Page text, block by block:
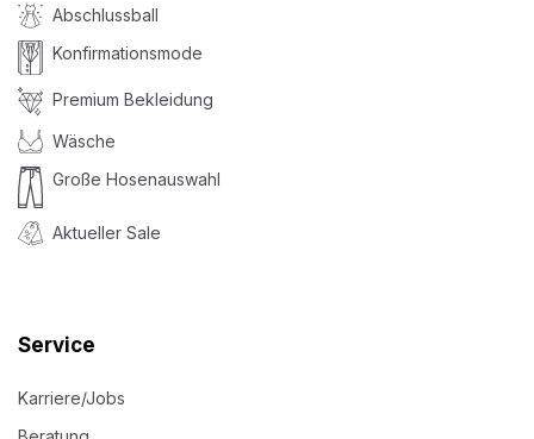
Abschlussball
Konfirmationsmode
Premium Bekleidung
Wäsche
Große Hosenauswahl
Aktueller Sale
Service
Karriere/Jobs